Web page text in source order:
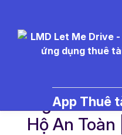
App Thuê
lương tài xế -
Hộ An Toàn